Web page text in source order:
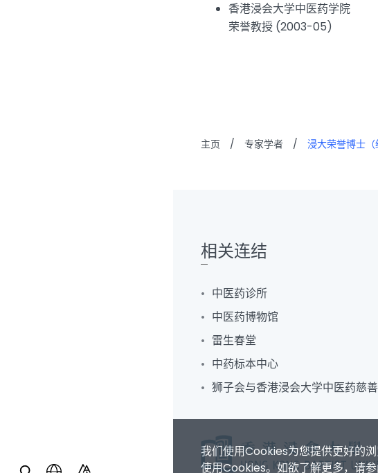
香港浸会大学中医药学院
荣誉教授 (2003-05)
主页 / 专家学者 / 浸大荣誉博士（
我们使用Cookies为您提供更好的
使用Cookies。如欲了解更多，请
相关连结
中医药诊所
中医药博物馆
雷生春堂
中药标本中心
狮子会与香港浸会大学中医药慈